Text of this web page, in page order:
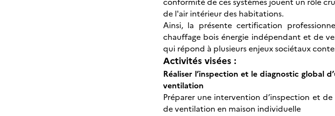
de l'air intérieur des habitations.
Ainsi, la présente certification
chauffage bois énergie indépendant et de
qui répond à plusieurs enjeux sociétaux
Activités visées :
Réaliser l’inspection et le diagnostic global
ventilation
Préparer une intervention d’inspection et
de ventilation en maison individuelle